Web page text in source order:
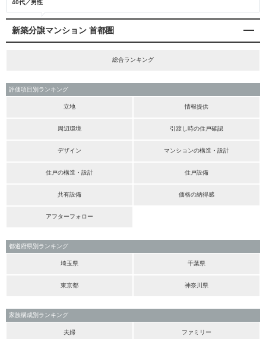
40代／男性
新築分譲マンション 首都圏
総合ランキング
評価項目別ランキング
立地 情報提供
周辺環境 引渡し時の住戸確認
デザイン マンションの構造・設計
住戸の構造・設計 住戸設備
共有設備 価格の納得感
アフターフォロー
都道府県別ランキング
埼玉県 千葉県
東京都 神奈川県
家族構成別ランキング
夫婦 ファミリー